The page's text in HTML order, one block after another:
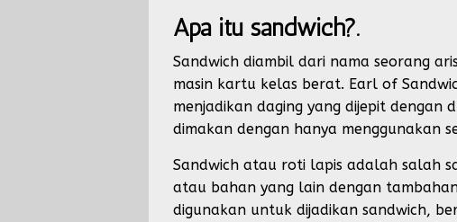
Apa itu sandwich?.
Sandwich diambil dari nama seorang
masin kartu kelas berat. Earl of
menjadikan daging yang dijepit dengan
dimakan dengan hanya menggunakan
Sandwich atau roti lapis adalah salah
atau bahan yang lain dengan
digunakan untuk dijadikan sandwich,